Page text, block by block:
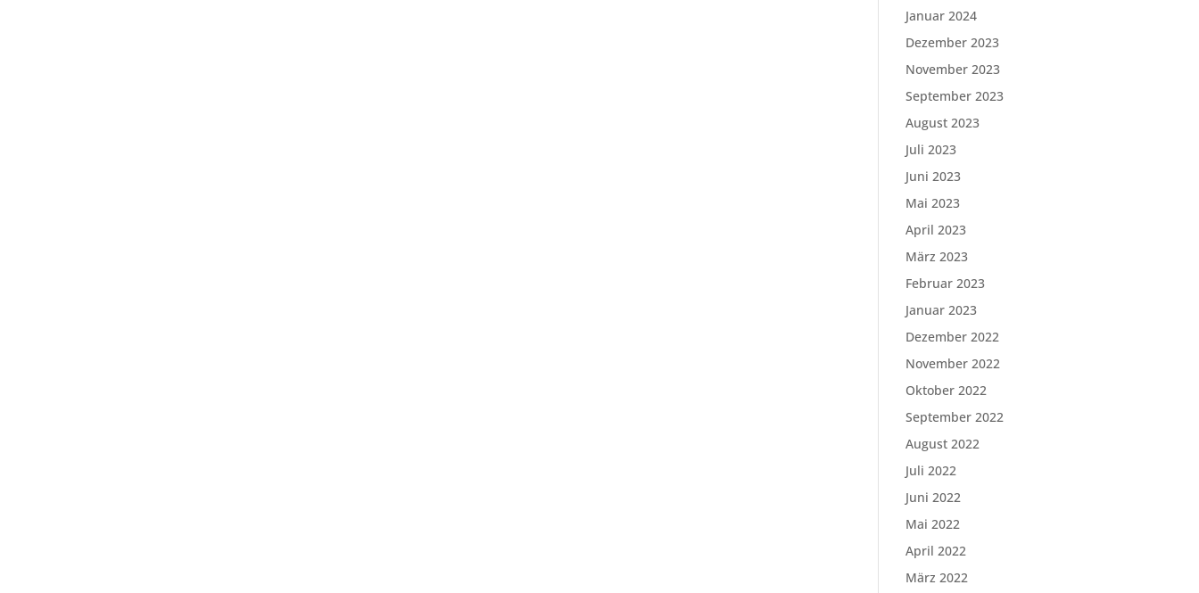
Januar 2024
Dezember 2023
November 2023
September 2023
August 2023
Juli 2023
Juni 2023
Mai 2023
April 2023
März 2023
Februar 2023
Januar 2023
Dezember 2022
November 2022
Oktober 2022
September 2022
August 2022
Juli 2022
Juni 2022
Mai 2022
April 2022
März 2022